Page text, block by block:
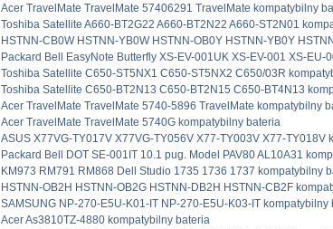
Acer TravelMate TravelMate 57406291 TravelMate kompatybilny
Toshiba Satellite A660-BT2G22 A660-BT2N22 A660-ST2N01
HSTNN-CB0W HSTNN-YB0W HSTNN-OB0Y HSTNN-YB0Y
Packard Bell EasyNote Butterfly XS-EV-001UK XS-EV-001 XS-
Toshiba Satellite C650-ST5NX1 C650-ST5NX2 C650/03R
Toshiba Satellite C650-BT2N13 C650-BT2N15 C650-BT4N13
Acer TravelMate TravelMate 5740-5896 TravelMate kompatybilny
Acer TravelMate TravelMate 5740G kompatybilny bateria
ASUS X77VG-TY017V X77VG-TY056V X77-TY003V X77-TY018V
Packard Bell DOT SE-001IT 10.1 pug. Model PAV80 AL10A31
KM973 RM791 RM868 Dell Studio 1735 1736 1737 kompatybilny
HSTNN-OB2H HSTNN-OB2G HSTNN-DB2H HSTNN-CB2F
SAMSUNG NP-270-E5U-K01-IT NP-270-E5U-K03-IT kompatybilny
Acer As3810TZ-4880 kompatybilny bateria